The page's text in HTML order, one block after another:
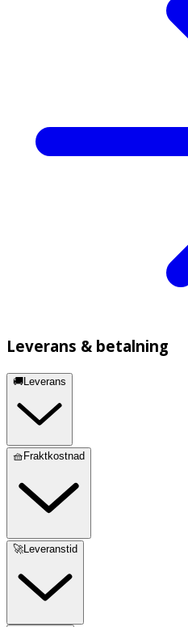
Leverans & betalning
🚚Leverans
🧺Fraktkostnad
🚀Leveranstid